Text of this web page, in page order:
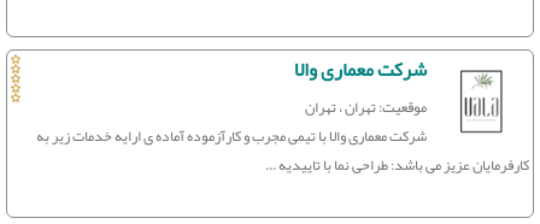
شرکت معماری والا
موقعیت: تهران ، تهران
شرکت معماری والا با تیمی مجرب و کارآزموده آماده ی ارایه خدمات زیر به
کارفرمایان عزیز می باشد: طراحی نما با تاییدیه ...